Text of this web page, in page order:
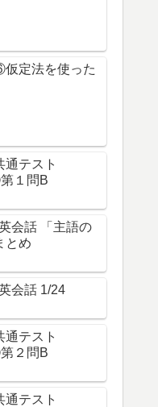
定法を使った
通テスト
１問B
会話 「主語の
とめ
会話 1/24
通テスト
２問B
通テスト